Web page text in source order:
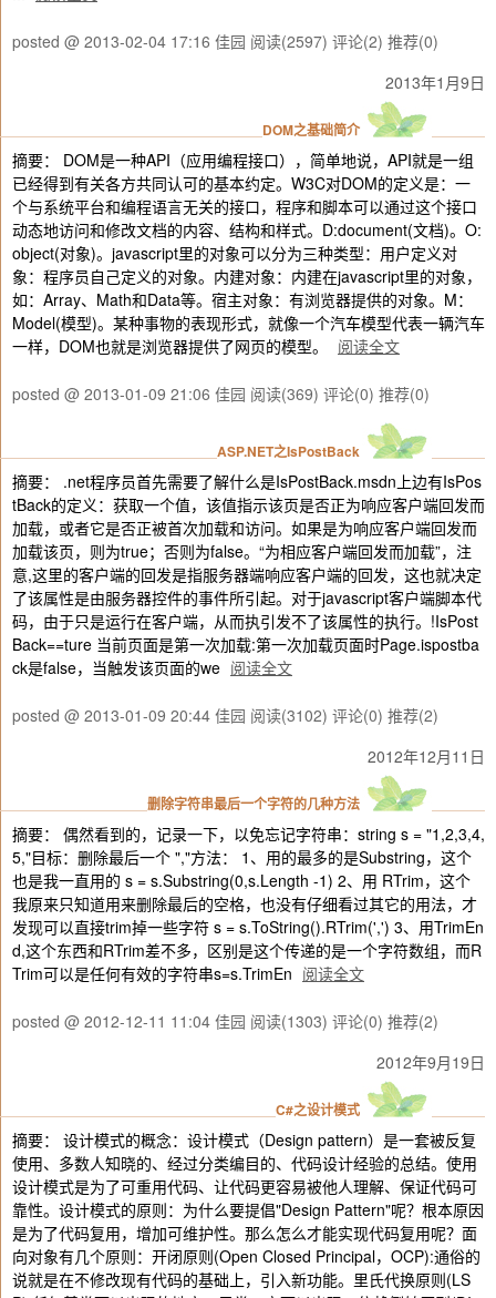
posted @ 2013-02-04 17:16 佳园 阅读(2597) 评论(2) 推荐(0)
2013年1月9日
DOM之基础简介
摘要： DOM是一种API（应用编程接口），简单地说，API就是一组
已经得到有关各方共同认可的基本约定。W3C对DOM的定义是：一
个与系统平台和编程语言无关的接口，程序和脚本可以通过这个接口
动态地访问和修改文档的内容、结构和样式。D:document(文档)。O:
object(对象)。javascript里的对象可以分为三种类型：用户定义对
象：程序员自己定义的对象。内建对象：内建在javascript里的对象，
如：Array、Math和Data等。宿主对象：有浏览器提供的对象。M：
Model(模型)。某种事物的表现形式，就像一个汽车模型代表一辆汽车
一样，DOM也就是浏览器提供了网页的模型。
阅读全文
posted @ 2013-01-09 21:06 佳园 阅读(369) 评论(0) 推荐(0)
ASP.NET之IsPostBack
摘要： .net程序员首先需要了解什么是IsPostBack.msdn上边有IsPos
tBack的定义：获取一个值，该值指示该页是否正为响应客户端回发而
加载，或者它是否正被首次加载和访问。如果是为响应客户端回发而
加载该页，则为true；否则为false。“为相应客户端回发而加载”，注
意,这里的客户端的回发是指服务器端响应客户端的回发，这也就决定
了该属性是由服务器控件的事件所引起。对于javascript客户端脚本代
码，由于只是运行在客户端，从而执引发不了该属性的执行。!IsPost
Back==ture 当前页面是第一次加载:第一次加载页面时Page.ispostba
ck是false，当触发该页面的we 阅读全文
posted @ 2013-01-09 20:44 佳园 阅读(3102) 评论(0) 推荐(2)
2012年12月11日
删除字符串最后一个字符的几种方法
摘要： 偶然看到的，记录一下，以免忘记字符串：string s = "1,2,3,4,
5,"目标：删除最后一个 ","方法： 1、用的最多的是Substring，这个
也是我一直用的 s = s.Substring(0,s.Length -1) 2、用 RTrim，这个
我原来只知道用来删除最后的空格，也没有仔细看过其它的用法，才
发现可以直接trim掉一些字符 s = s.ToString().RTrim(',') 3、用TrimEn
d,这个东西和RTrim差不多，区别是这个传递的是一个字符数组，而R
Trim可以是任何有效的字符串s=s.TrimEn 阅读全文
posted @ 2012-12-11 11:04 佳园 阅读(1303) 评论(0) 推荐(2)
2012年9月19日
C#之设计模式
摘要： 设计模式的概念：设计模式（Design pattern）是一套被反复
使用、多数人知晓的、经过分类编目的、代码设计经验的总结。使用
设计模式是为了可重用代码、让代码更容易被他人理解、保证代码可
靠性。设计模式的原则：为什么要提倡"Design Pattern"呢？根本原因
是为了代码复用，增加可维护性。那么怎么才能实现代码复用呢？面
向对象有几个原则：开闭原则(Open Closed Principal，OCP):通俗的
说就是在不修改现有代码的基础上，引入新功能。里氏代换原则(LS